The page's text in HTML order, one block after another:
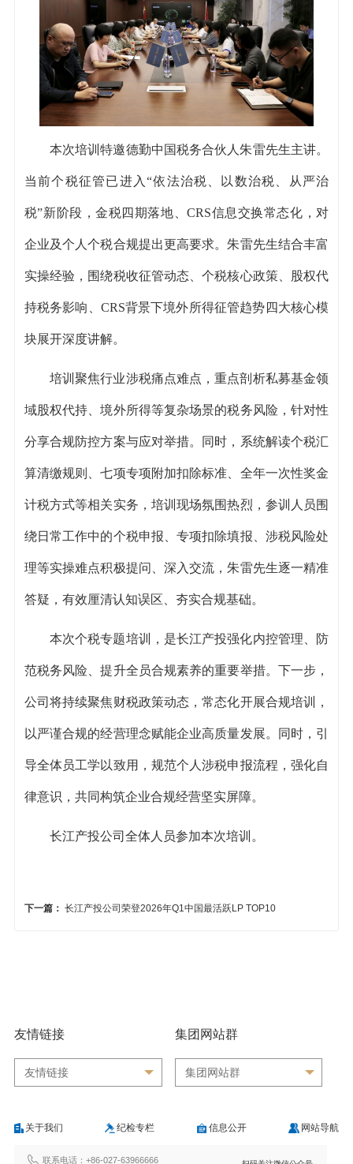
本次培训特邀德勤中国税务合伙人朱雷先生主讲。
当前个税征管已进入“依法治税、以数治税、从严治
税”新阶段，金税四期落地、CRS信息交换常态化，对
企业及个人个税合规提出更高要求。朱雷先生结合丰富
实操经验，围绕税收征管动态、个税核心政策、股权代
持税务影响、CRS背景下境外所得征管趋势四大核心模
块展开深度讲解。
培训聚焦行业涉税痛点难点，重点剖析私募基金领
域股权代持、境外所得等复杂场景的税务风险，针对性
分享合规防控方案与应对举措。同时，系统解读个税汇
算清缴规则、七项专项附加扣除标准、全年一次性奖金
计税方式等相关实务，培训现场氛围热烈，参训人员围
绕日常工作中的个税申报、专项扣除填报、涉税风险处
理等实操难点积极提问、深入交流，朱雷先生逐一精准
答疑，有效厘清认知误区、夯实合规基础。
本次个税专题培训，是长江产投强化内控管理、防
范税务风险、提升全员合规素养的重要举措。下一步，
公司将持续聚焦财税政策动态，常态化开展合规培训，
以严谨合规的经营理念赋能企业高质量发展。同时，引
导全体员工学以致用，规范个人涉税申报流程，强化自
律意识，共同构筑企业合规经营坚实屏障。
长江产投公司全体人员参加本次培训。
下一篇： 长江产投公司荣登2026年Q1中国最活跃LP TOP10
友情链接
友情链接
集团网站群
集团网站群
关于我们 纪检专栏 信息公开 网站导航
联系电话：+86-027-63966666